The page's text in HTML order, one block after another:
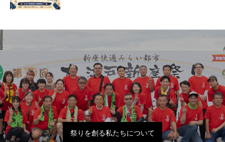
祭りを創る私たちについて